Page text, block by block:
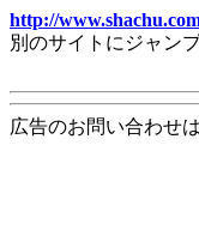
http://
別のサイトにジャン
広告のお問い合わせは